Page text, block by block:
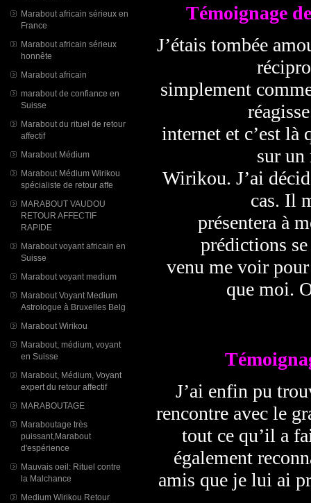
Marabout africain sérieux en
France
Marabout africain sérieux
honnête
Marabout africain
marabout de confiance en
Suisse
Marabout du rituel de retour
affectif
Marabout Médium
Marabout Médium Wirikou
spécialiste de retour affe
MARABOUT VAUDOU
RETOUR AFFECTIF
RAPIDE
Marabout voyant africain en
Suisse
Marabout voyant medium
Marabout Voyant Medium
Astrologue à Bruxelles Belg
Marabout Wirikou
Marabout, médium, voyant
en Suisse
Marabout, Médium, Voyant
expert du retour affectif
MARABOUTAGE
Maraboutage très
puissant,Marabout
d'espérience
Mauvais oeil: Rituel contre
la Malchance
Medium Wirikou Retour
Témoignage
J’étais tombée
simplement
internet et c’est là
sur un
Wirikou. J’ai
cas. Il
présentera à
prédictions
venu me voir
que moi.
J’ai enfin pu
rencontre avec le
tout ce qu’il a
également
amis que je lui ai